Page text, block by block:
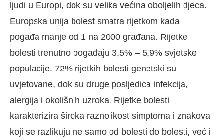
ljudi u Europi, dok su velika većina oboljelih djeca.
Europska unija bolest smatra rijetkom kada
pogađa manje od 1 na 2000 građana. Rijetke
bolesti trenutno pogađaju 3,5% – 5,9% svjetske
populacije. 72% rijetkih bolesti genetski su
uvjetovane, dok su druge posljedica infekcija,
alergija i okolišnih uzroka. Rijetke bolesti
karakterizira široka raznolikost simptoma i znakova
koji se razlikuju ne samo od bolesti do bolesti, već i